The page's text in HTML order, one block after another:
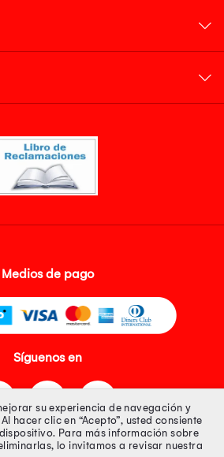
Medios de pago
Síguenos en
su experiencia de navegación y
hacer clic en “Acepto”, usted consiente
Para más información sobre
lo invitamos a revisar nuestra